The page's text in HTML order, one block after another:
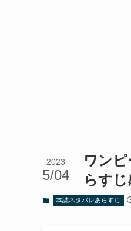
ワン
らす
2023
5/04
本誌ネタバレあらすじ